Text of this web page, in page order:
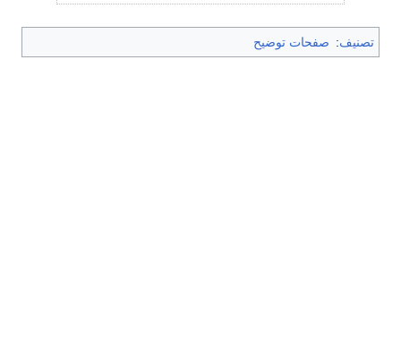
تصنيف: صفحات توضيح